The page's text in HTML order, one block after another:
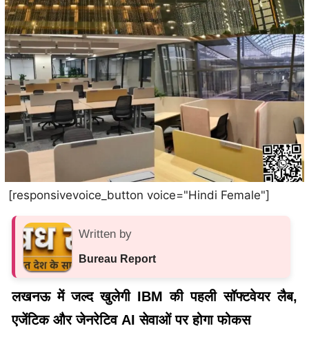
[responsivevoice_button voice="Hindi Female"]
Written by
Bureau Report
लखनऊ में जल्द खुलेगी IBM की पहली सॉफ्टवेयर लैब,
एजेंटिक और जेनरेटिव AI सेवाओं पर होगा फोकस